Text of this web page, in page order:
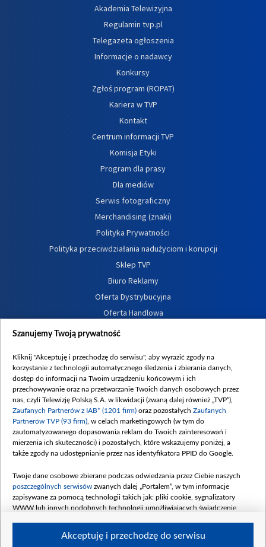
Akademia Telewizyjna
Regulamin tvp.pl
Telegazeta ogłoszenia
Informacje o nadawcy
Konkursy
Zgłoś program (ROPAT)
Kariera w TVP
Kontakt
Centrum informacji TVP
Komisja Etyki
Program dla prasy
Dla mediów
Serwis fotograficzny
Merchandising (znaki)
Polityka Prywatności
Polityka przeciwdziałania nadużyciom i korupcji
Sklep TVP
Biuro Reklamy
Oferta Dystrybucyjna
Oferta Handlowa
Dostępność
Procedura zgłoszeń wewnętrznych
Szanujemy Twoją prywatność
Kliknij "Akceptuję i przechodzę do serwisu", aby wyrazić zgody na
korzystanie z technologii automatycznego śledzenia i zbierania danych,
dostęp do informacji na Twoim urządzeniu końcowym i ich
przechowywanie oraz na przetwarzanie Twoich danych osobowych przez
nas, czyli Telewizję Polską S.A. w likwidacji (zwaną dalej również „TVP”),
Zaufanych Partnerów z IAB* (1201 firm) oraz pozostałych Zaufanych
Partnerów TVP (93 firm) , w celach marketingowych (w tym do
zautomatyzowanego dopasowania reklam do Twoich zainteresowań i
mierzenia ich skuteczności) i pozostałych, które wskazujemy poniżej, a
także zgody na udostępnianie przez nas identyfikatora PPID do Google.
Twoje dane osobowe zbierane podczas odwiedzania przez Ciebie naszych
poszczególnych serwisów zwanych dalej „Portalem”, w tym informacje
zapisywane za pomocą technologii takich jak: pliki cookie, sygnalizatory
WWW lub innych podobnych technologii umożliwiających świadczenie
Akceptuję i przechodzę do serwisu